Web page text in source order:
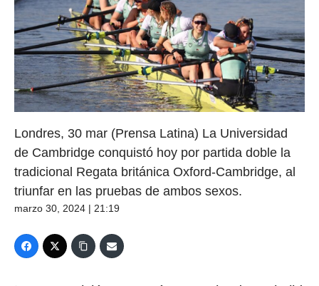
Londres, 30 mar (Prensa Latina) La Universidad
de Cambridge conquistó hoy por partida doble la
tradicional Regata británica Oxford-Cambridge, al
triunfar en las pruebas de ambos sexos.
marzo 30, 2024 | 21:19